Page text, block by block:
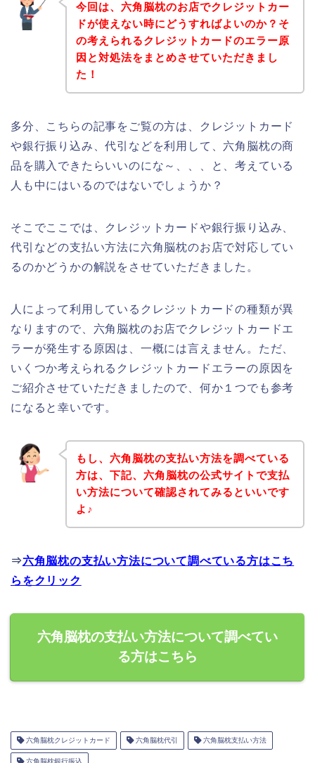
今回は、六角脳枕のお店でクレジットカー
ドが使えない時にどうすればよいのか？そ
の考えられるクレジットカードのエラー原
因と対処法をまとめさせていただきまし
た！
多分、こちらの記事をご覧の方は、クレジットカード
や銀行振り込み、代引などを利用して、六角脳枕の商
品を購入できたらいいのにな～、、、と、考えている
人も中にはいるのではないでしょうか？
そこでここでは、クレジットカードや銀行振り込み、
代引などの支払い方法に六角脳枕のお店で対応してい
るのかどうかの解説をさせていただきました。
人によって利用しているクレジットカードの種類が異
なりますので、六角脳枕のお店でクレジットカードエ
ラーが発生する原因は、一概には言えません。ただ、
いくつか考えられるクレジットカードエラーの原因を
ご紹介させていただきましたので、何か１つでも参考
になると幸いです。
もし、六角脳枕の支払い方法を調べている
方は、下記、六角脳枕の公式サイトで支払
い方法について確認されてみるといいです
よ♪
⇒六角脳枕の支払い方法について調べている方はこち
らをクリック
六角脳枕の支払い方法について調べてい
る方はこちら
六角脳枕クレジットカード 六角脳枕代引 六角脳枕支払い方法
六角脳枕銀行振込